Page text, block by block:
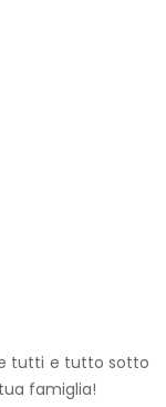
tutti e tutto sotto
famiglia!